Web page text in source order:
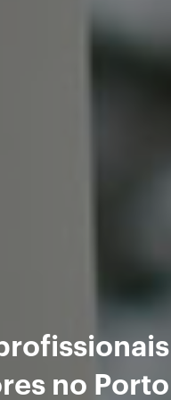
no Porto